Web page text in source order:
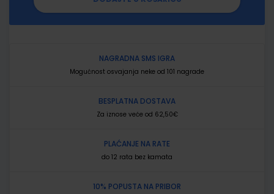
NAGRADNA SMS IGRA
Mogućnost osvajanja neke od 101 nagrade
BESPLATNA DOSTAVA
Za iznose veće od 62,50€
PLAĆANJE NA RATE
do 12 rata bez kamata
10% POPUSTA NA PRIBOR